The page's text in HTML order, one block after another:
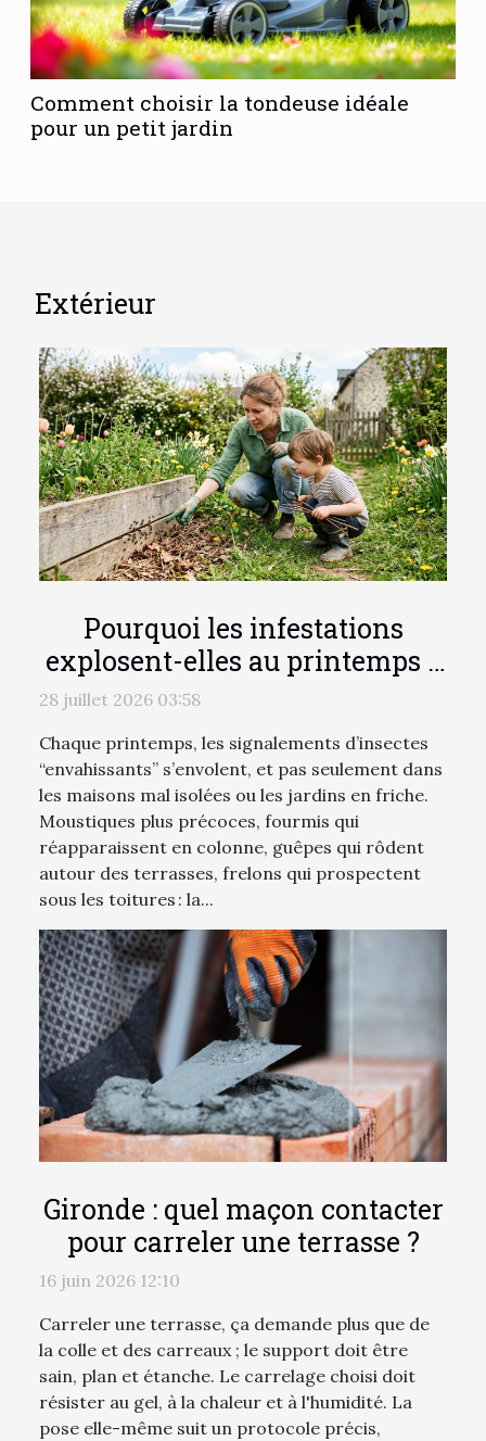
Comment choisir la tondeuse idéale
pour un petit jardin
Extérieur
Pourquoi les infestations
explosent-elles au printemps ?
une réalité peu connue
28 juillet 2026 03:58
Chaque printemps, les signalements d’insectes
“envahissants” s’envolent, et pas seulement dans
les maisons mal isolées ou les jardins en friche.
Moustiques plus précoces, fourmis qui
réapparaissent en colonne, guêpes qui rôdent
autour des terrasses, frelons qui prospectent
sous les toitures : la...
Gironde : quel maçon contacter
pour carreler une terrasse ?
16 juin 2026 12:10
Carreler une terrasse, ça demande plus que de
la colle et des carreaux ; le support doit être
sain, plan et étanche. Le carrelage choisi doit
résister au gel, à la chaleur et à l'humidité. La
pose elle-même suit un protocole précis,